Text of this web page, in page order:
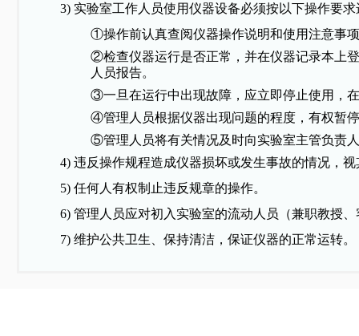
3) 实验室工作人员使用仪器设备必须按以下操作要求
①操作前认真查阅仪器操作说明和使用注意事
②检查仪器运行是否正常，并在仪器记录本上
人员报告。
③一旦在运行中出现故障，应立即停止使用，
④管理人员根据仪器出现问题的程度，有权暂
⑤管理人员将有关情况及时向实验室主管负责
4) 违反操作规程造成仪器损坏或发生事故的情况，
5) 任何人有权制止违反规章的操作。
6) 管理人员应对初入实验室的流动人员（兼职教授
7) 维护公共卫生、保持清洁，保证仪器的正常运转。